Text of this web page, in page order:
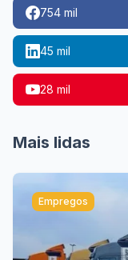
754 mil
45 mil
28 mil
Mais lidas
Empregos